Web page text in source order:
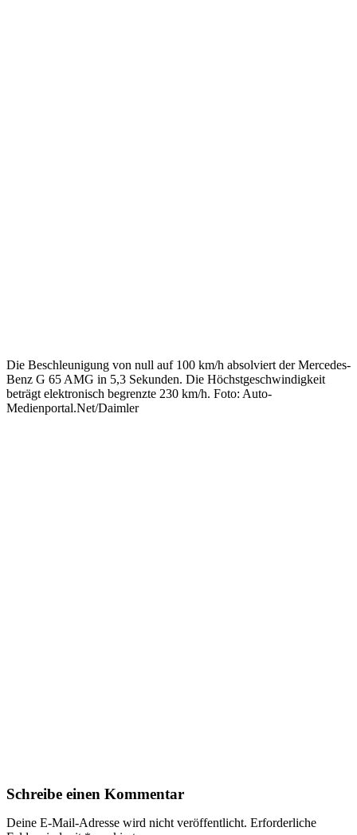
Die Beschleunigung von null auf 100 km/h absolviert der Mercedes-
Benz G 65 AMG in 5,3 Sekunden. Die Höchstgeschwindigkeit
beträgt elektronisch begrenzte 230 km/h. Foto: Auto-
Medienportal.Net/Daimler
Schreibe einen Kommentar
Deine E-Mail-Adresse wird nicht veröffentlicht. Erforderliche